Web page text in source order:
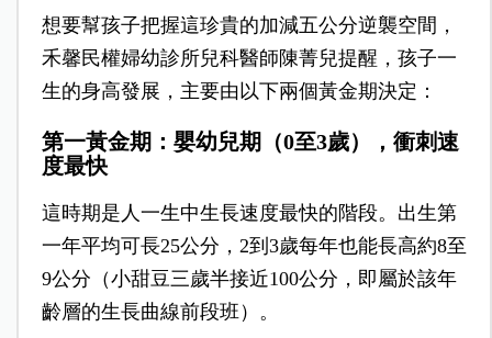
想要幫孩子把握這珍貴的加減五公分逆襲空間，
禾馨民權婦幼診所兒科醫師陳菁兒提醒，孩子一
生的身高發展，主要由以下兩個黃金期決定：
第一黃金期：嬰幼兒期（0至3歲），衝刺速
度最快
這時期是人一生中生長速度最快的階段。出生第
一年平均可長25公分，2到3歲每年也能長高約8至
9公分（小甜豆三歲半接近100公分，即屬於該年
齡層的生長曲線前段班）。